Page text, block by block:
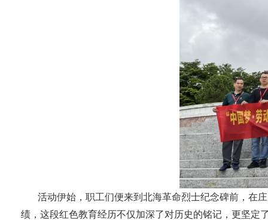
活动伊始，职工们便来到北海革命烈士纪念碑前，在
绩，这段红色教育经历不仅加深了对历史的铭记，更坚定